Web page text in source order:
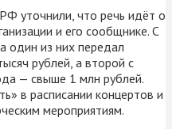
уточнили, что речь идёт о
и его сообщнике. С
один из них передал
рублей, а второй с
— свыше 1 млн рублей.
в расписании концертов и
мероприятиям.